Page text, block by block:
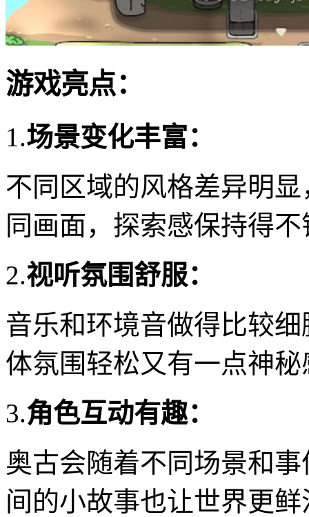
游戏亮点：
1.场景变化丰富：
不同区域的风格差异明
同画面，探索感保持得不
2.视听氛围舒服：
音乐和环境音做得比较
体氛围轻松又有一点神秘
3.角色互动有趣：
奥古会随着不同场景和
间的小故事也让世界更鲜